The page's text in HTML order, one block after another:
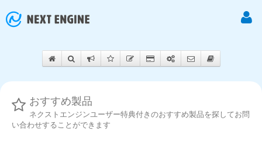
おすすめ製品
ネクストエンジンユーザー特典付きのおすすめ製品を探してお問
い合わせすることができます